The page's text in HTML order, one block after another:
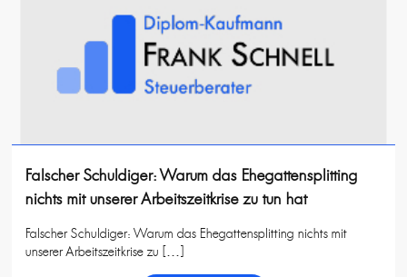
Falscher Schuldiger: Warum das Ehegattensplitting
nichts mit unserer Arbeitszeitkrise zu tun hat
Falscher Schuldiger: Warum das Ehegattensplitting nichts mit
unserer Arbeitszeitkrise zu […]